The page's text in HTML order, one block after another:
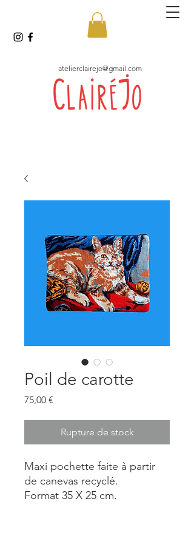
atelierclairejo@gmail.com
Poil de carotte
75,00 €
Rupture de stock
Maxi pochette faite à partir
de canevas recyclé.
Format 35 X 25 cm.